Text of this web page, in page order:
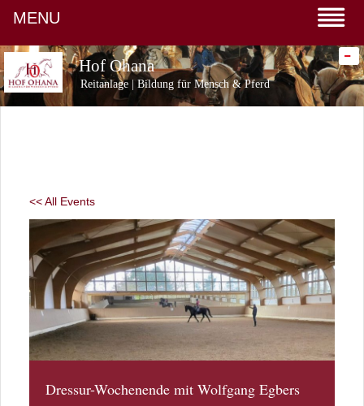
Hof Ohana
Reitanlage | Bildung für Mensch & Pferd
-
<< All Events
Dressur-Wochenende mit Wolfgang Egbers
MENU